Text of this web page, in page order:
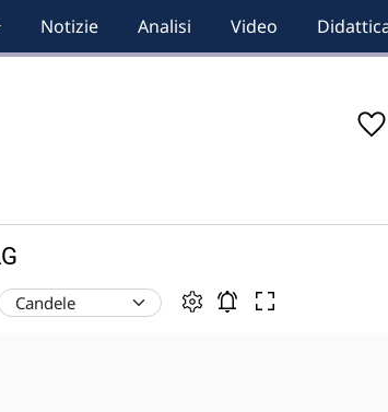
Notizie Analisi Video